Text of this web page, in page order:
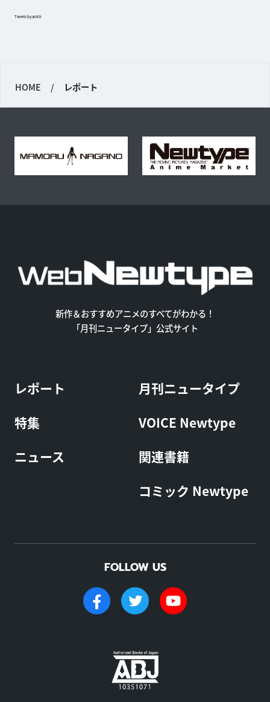
Tweets by antch
HOME / レポート
新作＆おすすめアニメのすべてがわかる！
「月刊ニュータイプ」公式サイト
レポート
特集
ニュース
月刊ニュータイプ
VOICE Newtype
関連書籍
コミック Newtype
FOLLOW US